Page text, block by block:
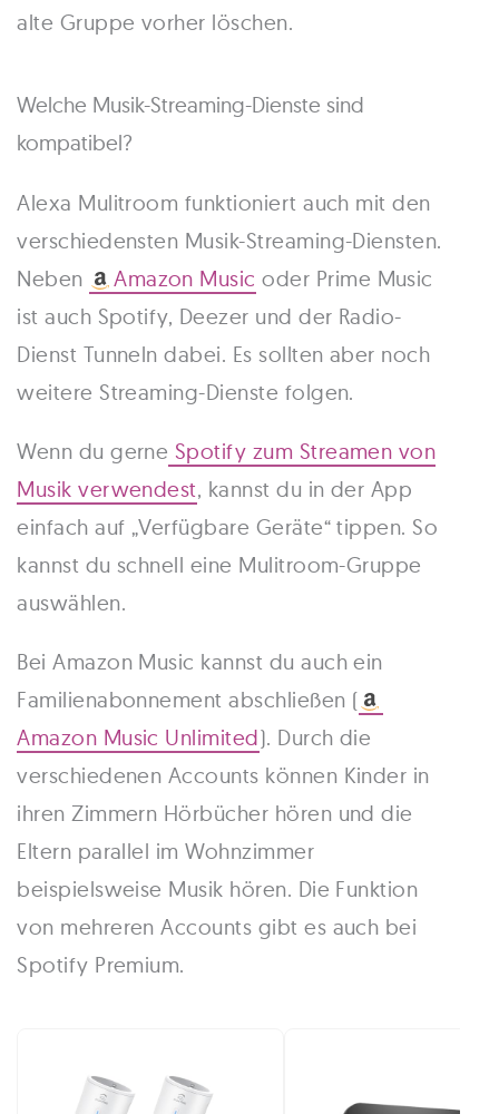
alte Gruppe vorher löschen.
Welche Musik-Streaming-Dienste sind
kompatibel?
Alexa Mulitroom funktioniert auch mit den
verschiedensten Musik-Streaming-Diensten.
Neben
Amazon Music oder Prime Music
ist auch Spotify, Deezer und der Radio-
Dienst Tunneln dabei. Es sollten aber noch
weitere Streaming-Dienste folgen.
Wenn du gerne Spotify zum Streamen von
Musik verwendest, kannst du in der App
einfach auf „Verfügbare Geräte“ tippen. So
kannst du schnell eine Mulitroom-Gruppe
auswählen.
Bei Amazon Music kannst du auch ein
Familienabonnement abschließen (
Amazon Music Unlimited). Durch die
verschiedenen Accounts können Kinder in
ihren Zimmern Hörbücher hören und die
Eltern parallel im Wohnzimmer
beispielsweise Musik hören. Die Funktion
von mehreren Accounts gibt es auch bei
Spotify Premium.